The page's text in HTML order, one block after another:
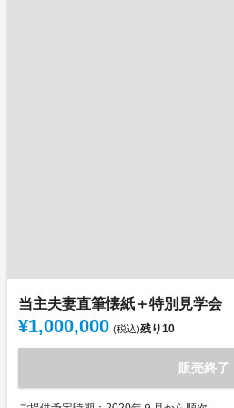
当主夫妻直筆懐紙＋特別見学会
¥1,000,000 (税込)残り10
販売終了